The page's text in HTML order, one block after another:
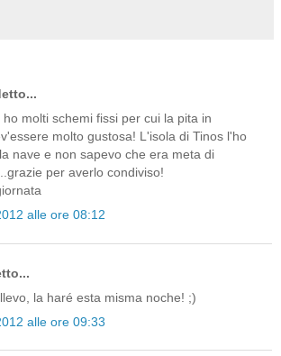
molti schemi fissi per cui la pita in
molto gustosa! L'isola di Tinos l'ho
nave e non sapevo che era meta di
per averlo condiviso!
alle ore 08:12
la haré esta misma noche! ;)
alle ore 09:33